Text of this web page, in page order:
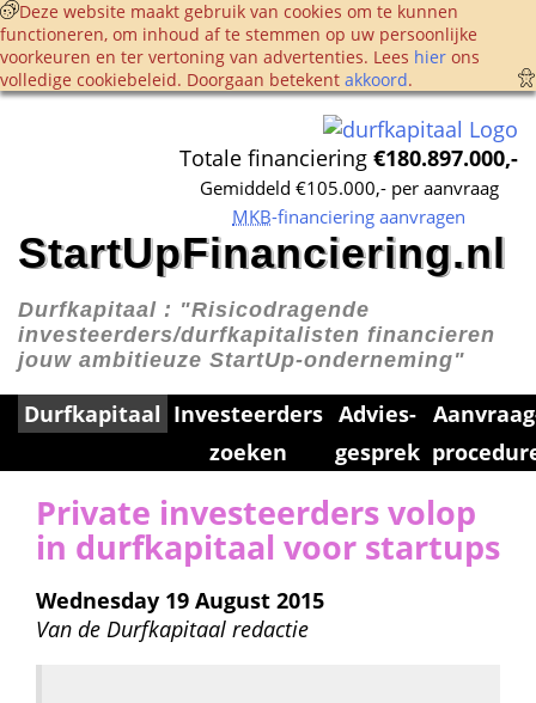
Deze website maakt gebruik van cookies om te kunnen
functioneren, om inhoud af te stemmen op uw persoonlijke
voorkeuren en ter vertoning van advertenties. Lees hier ons
volledige cookie­beleid. Doorgaan betekent akkoord.
Totale financiering €180.897.000,-
Gemiddeld €105.000,- per aanvraag
MKB-financiering aanvragen
StartUpFinanciering.nl
Durfkapitaal : "Risicodragende
investeerders/durfkapitalisten financieren
jouw ambitieuze StartUp-onderneming"
Durfkapitaal Investeerders
zoeken
Advies­
gesprek
Private investeerders volop
in durfkapitaal voor startups
Wednesday 19 August 2015
Van de Durfkapitaal redactie